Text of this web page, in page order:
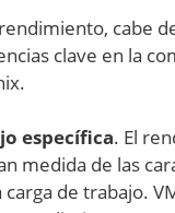
cabe
clave en la
específica. El
medida de las
carga de trabajo.